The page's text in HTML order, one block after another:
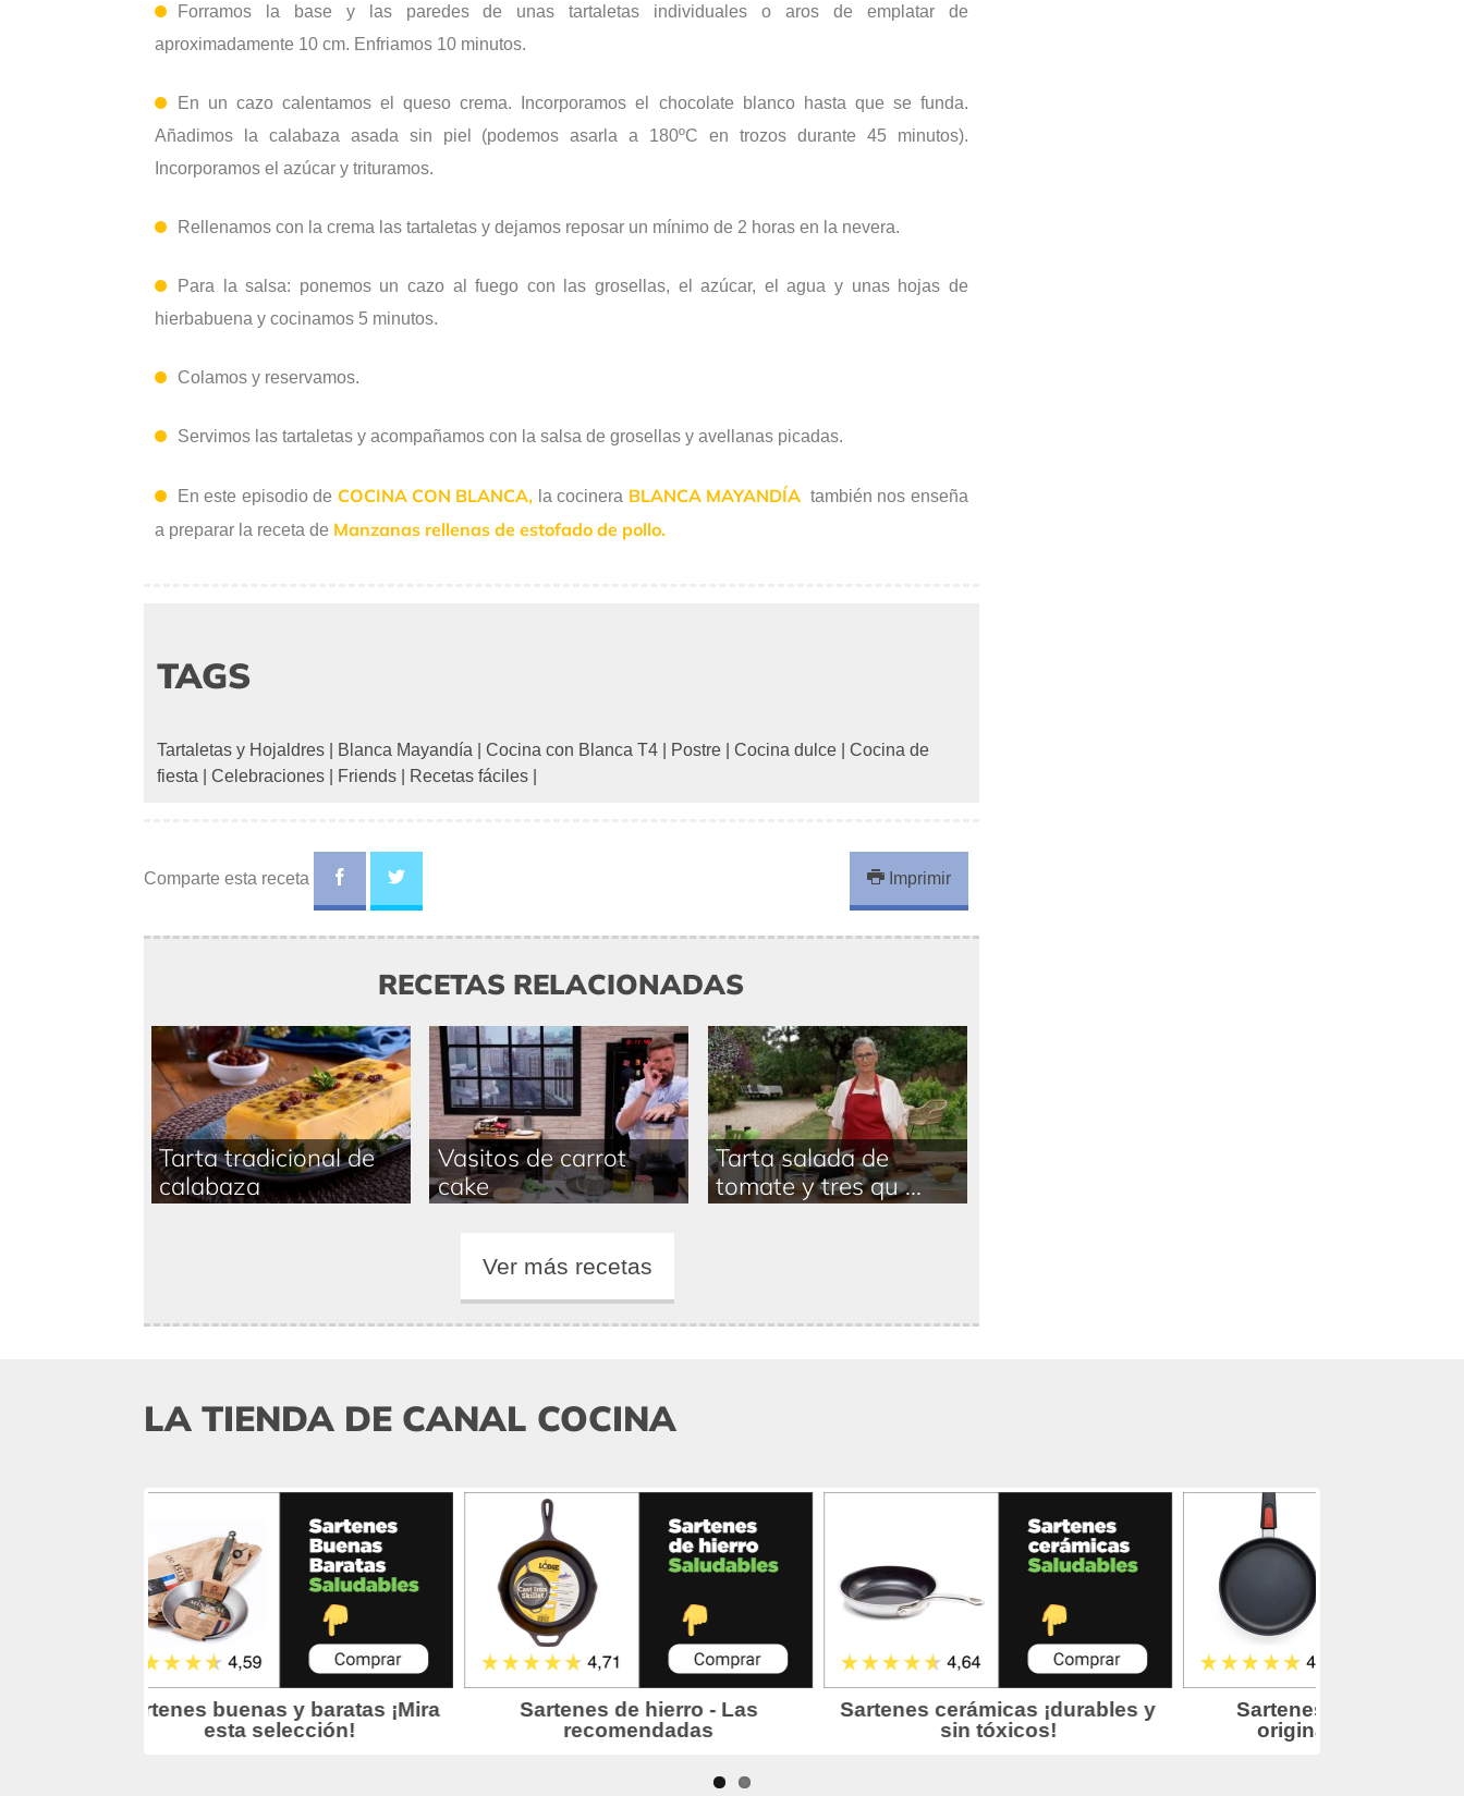
Forramos la base y las paredes de unas tartaletas individuales o aros de emplatar de
aproximadamente 10 cm. Enfriamos 10 minutos.
En un cazo calentamos el queso crema. Incorporamos el chocolate blanco hasta que se funda.
Añadimos la calabaza asada sin piel (podemos asarla a 180ºC en trozos durante 45 minutos).
Incorporamos el azúcar y trituramos.
Rellenamos con la crema las tartaletas y dejamos reposar un mínimo de 2 horas en la nevera.
Para la salsa: ponemos un cazo al fuego con las grosellas, el azúcar, el agua y unas hojas de
hierbabuena y cocinamos 5 minutos.
Colamos y reservamos.
Servimos las tartaletas y acompañamos con la salsa de grosellas y avellanas picadas.
En este episodio de COCINA CON BLANCA, la cocinera BLANCA MAYANDÍA también nos enseña
a preparar la receta de Manzanas rellenas de estofado de pollo.
TAGS
Tartaletas y Hojaldres Blanca Mayandía Cocina con Blanca T4 Postre Cocina dulce
Cocina de
fiesta
Celebraciones Friends Recetas fáciles
Comparte esta receta Imprimir
RECETAS RELACIONADAS
Tarta tradicional de
calabaza
Vasitos de carrot
cake
Tarta salada de
tomate y tres qu ...
Ver más recetas
LA TIENDA DE CANAL COCINA